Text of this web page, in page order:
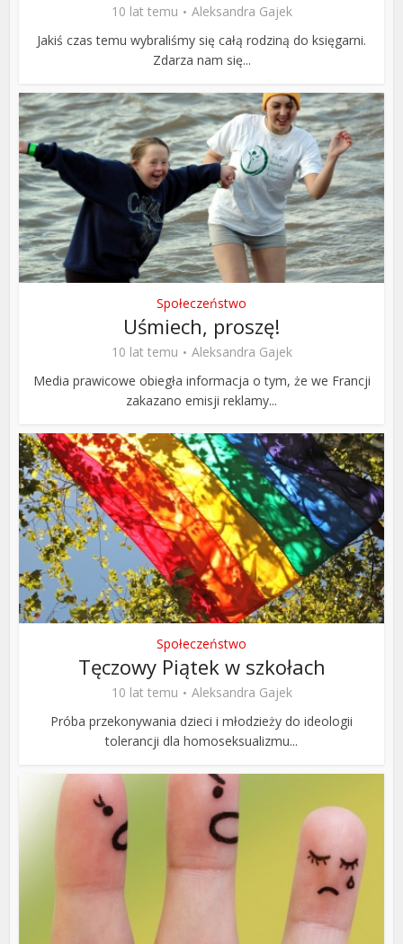
10 lat temu
Aleksandra Gajek
Jakiś czas temu wybraliśmy się całą rodziną do księgarni.
Zdarza nam się...
Społeczeństwo
Uśmiech, proszę!
10 lat temu
Aleksandra Gajek
Media prawicowe obiegła informacja o tym, że we Francji
zakazano emisji reklamy...
Społeczeństwo
Tęczowy Piątek w szkołach
10 lat temu
Aleksandra Gajek
Próba przekonywania dzieci i młodzieży do ideologii
tolerancji dla homoseksualizmu...